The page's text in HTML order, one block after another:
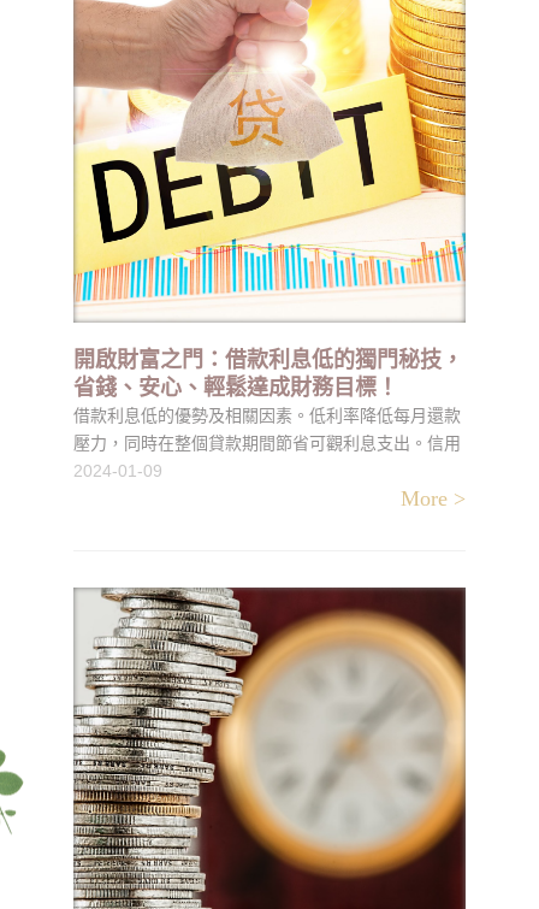
開啟財富之門：借款利息低的獨門秘技，
省錢、安心、輕鬆達成財務目標！
借款利息低的優勢及相關因素。低利率降低每月還款
壓力，同時在整個貸款期間節省可觀利息支出。信用
歷史、借款金額和期限、經濟狀況是影響利率的重要
因素。改善信用、比較不同機構、選擇適當期限和善
好處，實現省錢、安心的財務管理目標。
2024-01-09
More >